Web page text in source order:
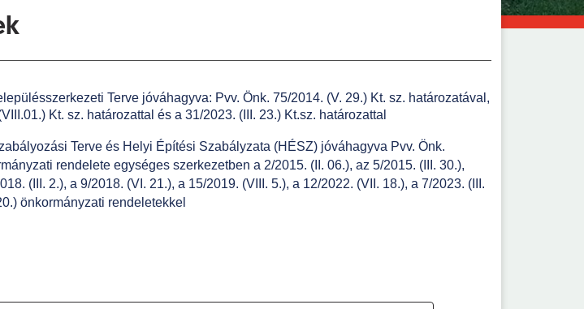
Terve jóváhagyva: Pvv. Önk. 75/2014. (V. 29.) Kt. sz. határozatával,
Kt. sz. határozattal és a 31/2023. (III. 23.) Kt.sz. határozattal
Terve és Helyi Építési Szabályzata (HÉSZ) jóváhagyva Pvv. Önk.
rendelete egységes szerkezetben a 2/2015. (II. 06.), az 5/2015. (III. 30.),
(III. 2.), a 9/2018. (VI. 21.), a 15/2019. (VIII. 5.), a 12/2022. (VII. 18.), a 7/2023. (III.
önkormányzati rendeletekkel